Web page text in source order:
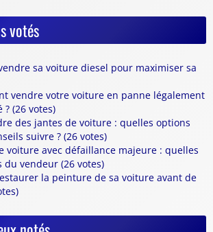
votés
sa voiture diesel pour maximiser sa
vendre votre voiture en panne légalement
(26 votes)
des jantes de voiture : quelles options
suivre ? (26 votes)
voiture avec défaillance majeure : quelles
vendeur (26 votes)
la peinture de sa voiture avant de